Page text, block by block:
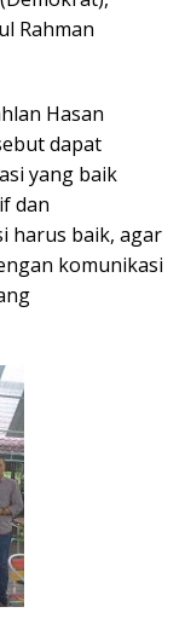
Rahman
Hasan
dapat
yang baik
dan
harus baik, agar
komunikasi